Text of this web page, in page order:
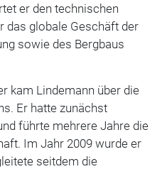
er den technischen
das globale Geschäft der
sowie des Bergbaus
kam Lindemann über die
Er hatte zunächst
führte mehrere Jahre die
Im Jahr 2009 wurde er
seitdem die